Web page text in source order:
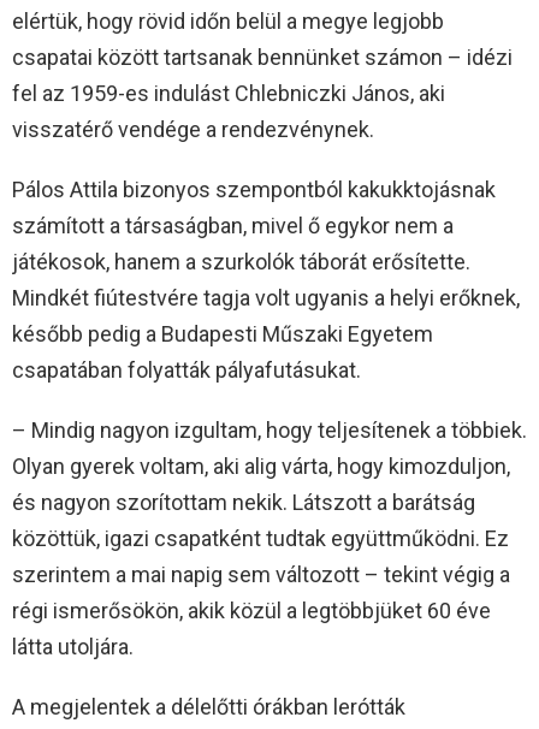
elértük, hogy rövid időn belül a megye legjobb
csapatai között tartsanak bennünket számon – idézi
fel az 1959-es indulást Chlebniczki János, aki
visszatérő vendége a rendezvénynek.
Pálos Attila bizonyos szempontból kakukktojásnak
számított a társaságban, mivel ő egykor nem a
játékosok, hanem a szurkolók táborát erősítette.
Mindkét fiútestvére tagja volt ugyanis a helyi erőknek,
később pedig a Budapesti Műszaki Egyetem
csapatában folyatták pályafutásukat.
– Mindig nagyon izgultam, hogy teljesítenek a többiek.
Olyan gyerek voltam, aki alig várta, hogy kimozduljon,
és nagyon szorítottam nekik. Látszott a barátság
közöttük, igazi csapatként tudtak együttműködni. Ez
szerintem a mai napig sem változott – tekint végig a
régi ismerősökön, akik közül a legtöbbjüket 60 éve
látta utoljára.
A megjelentek a délelőtti órákban lerótták